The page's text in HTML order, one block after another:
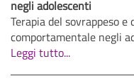
negli adolescenti
Terapia del sovrappeso
comportamentale negli
Leggi tutto...